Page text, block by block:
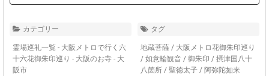
カテゴリー
霊場巡礼一覧 - 大阪メトロで行く六
十六花御朱印巡り - 大阪のお寺 - 大
阪市
タグ
地蔵菩薩 / 大阪メトロ花御朱印巡り
/ 如意輪観音 / 御朱印 / 摂津国八十
八箇所 / 聖徳太子 / 阿弥陀如来